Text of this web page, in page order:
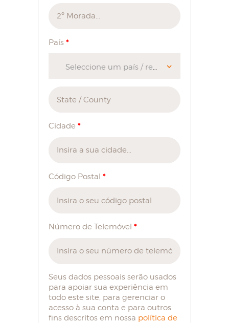
País *
Seleccione um país / região…
Cidade *
Código Postal *
Número de Telemóvel *
Seus dados pessoais serão usados
para apoiar sua experiência em
todo este site, para gerenciar o
acesso à sua conta e para outros
fins descritos em nossa política de